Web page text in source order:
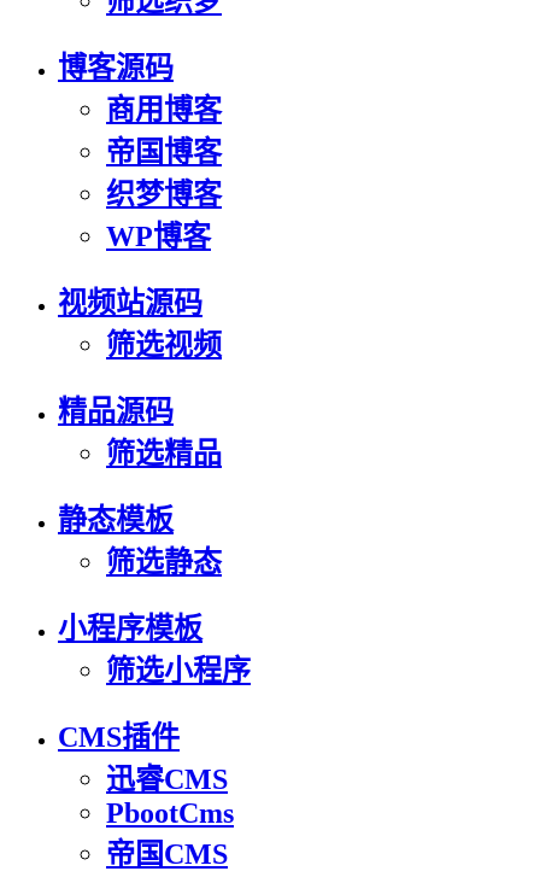
博客源码
商用博客
帝国博客
织梦博客
WP博客
视频站源码
筛选视频
精品源码
筛选精品
静态模板
筛选静态
小程序模板
筛选小程序
CMS插件
迅睿CMS
PbootCms
帝国CMS